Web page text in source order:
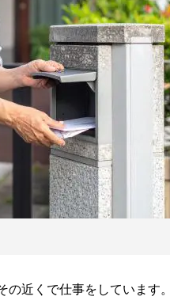
の近くで仕事をしています